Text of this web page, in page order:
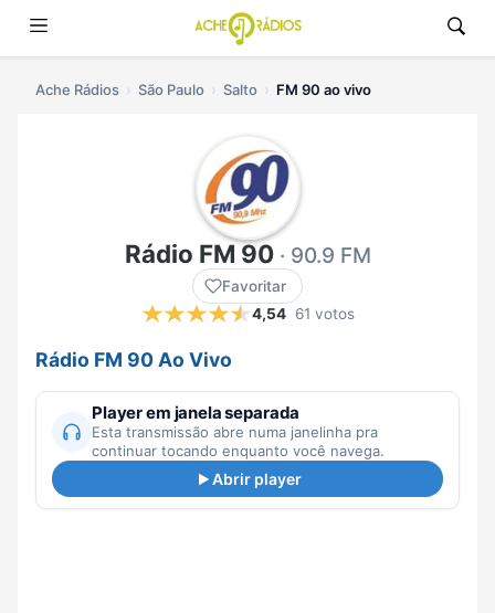
Ache Rádios São Paulo Salto FM 90 ao vivo
Rádio FM 90· 90.9 FM
Favoritar
4,54 61 votos
Rádio FM 90 Ao Vivo
Player em janela separada
Esta transmissão abre numa janelinha pra
continuar tocando enquanto você navega.
Abrir player